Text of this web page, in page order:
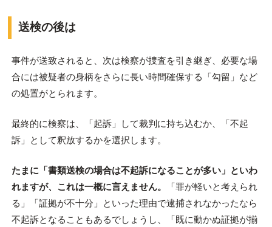
送検の後は
事件が送致されると、次は検察が捜査を引き継ぎ、必要な場
合には被疑者の身柄をさらに長い時間確保する「勾留」など
の処置がとられます。
最終的に検察は、「起訴」して裁判に持ち込むか、「不起
訴」として釈放するかを選択します。
たまに「書類送検の場合は不起訴になることが多い」といわ
れますが、これは一概に言えません。
「罪が軽いと考えられ
る」「証拠が不十分」といった理由で逮捕されなかったなら
不起訴となることもあるでしょうし、「既に動かぬ証拠が揃